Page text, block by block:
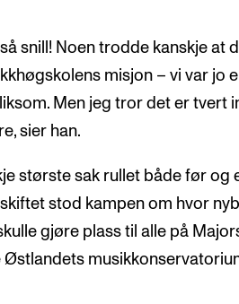
snill! Noen trodde kanskje at
misjon – vi var jo
Men jeg tror det er tvert
sier han.
største sak rullet både før og
stod kampen om hvor
gjøre plass til alle på
Østlandets